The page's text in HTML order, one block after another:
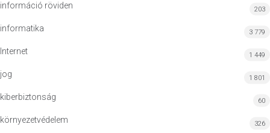
információ röviden 203
informatika 3 779
Internet 1 449
jog 1 801
kiberbiztonság 60
környezetvédelem 326